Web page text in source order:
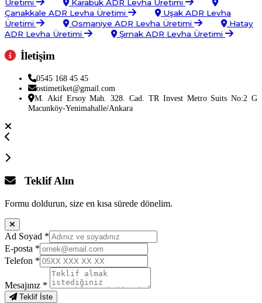
Üretimi
Karabük ADR Levha Üretimi
Çanakkale ADR Levha Üretimi
Uşak ADR Levha
Üretimi
Osmaniye ADR Levha Üretimi
Hatay
ADR Levha Üretimi
Şırnak ADR Levha Üretimi
İletişim
0545 168 45 45
ostimetiket@gmail.com
M. Akif Ersoy Mah. 328. Cad. TR Invest Metro Suits No:2 G
Macunköy-Yenimahalle/Ankara
Teklif Alın
Formu doldurun, size en kısa sürede dönelim.
Ad Soyad *
E-posta *
Telefon *
Mesajınız *
Teklif İste